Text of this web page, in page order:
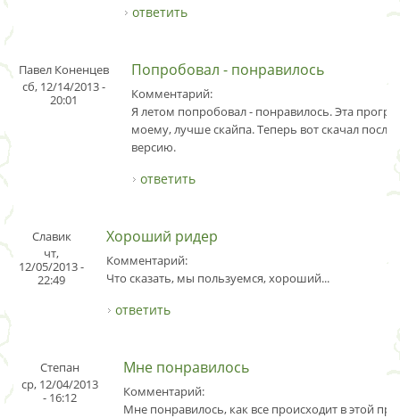
ответить
Павел Коненцев
сб, 12/14/2013 -
20:01
Попробовал - понравилось
Комментарий:
Я летом попробовал - понравилось. Эта
моему, лучше скайпа. Теперь вот скачал
версию.
ответить
Славик
чт,
12/05/2013 -
22:49
Хороший ридер
Комментарий:
Что сказать, мы пользуемся, хороший...
ответить
Степан
ср, 12/04/2013
- 16:12
Мне понравилось
Комментарий:
Мне понравилось, как все происходит в этой